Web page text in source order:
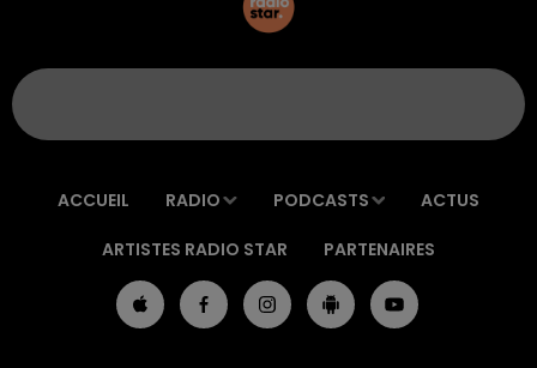
ACCUEIL RADIO PODCASTS ACTUS
ARTISTES RADIO STAR PARTENAIRES